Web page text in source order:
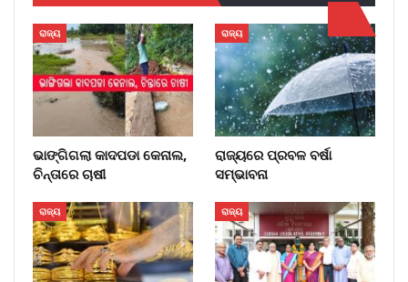
ରାଜ୍ୟ
ଭାଙ୍ଗିଗଲା କାଦପଡା କେନାଲ,
ଚିନ୍ତାରେ ଚାଷୀ
ରାଜ୍ୟ
ରାଜ୍ୟରେ ପ୍ରବଳ ବର୍ଷା
ସମ୍ଭାବନା
ରାଜ୍ୟ ରାଜ୍ୟ